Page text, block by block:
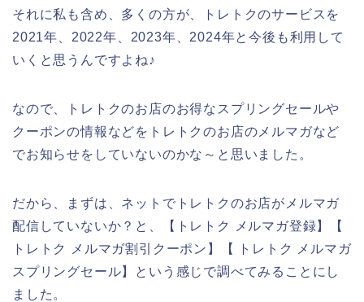
それに私も含め、多くの方が、トレトクのサービスを
2021年、2022年、2023年、2024年と今後も利用して
いくと思うんですよね♪
なので、トレトクのお店のお得なスプリングセールや
クーポンの情報などをトレトクのお店のメルマガなど
でお知らせをしていないのかな～と思いました。
だから、まずは、ネットでトレトクのお店がメルマガ
配信していないか？と、【トレトク メルマガ登録】【
トレトク メルマガ割引クーポン】【 トレトク メルマガ
スプリングセール】という感じで調べてみることにし
ました。